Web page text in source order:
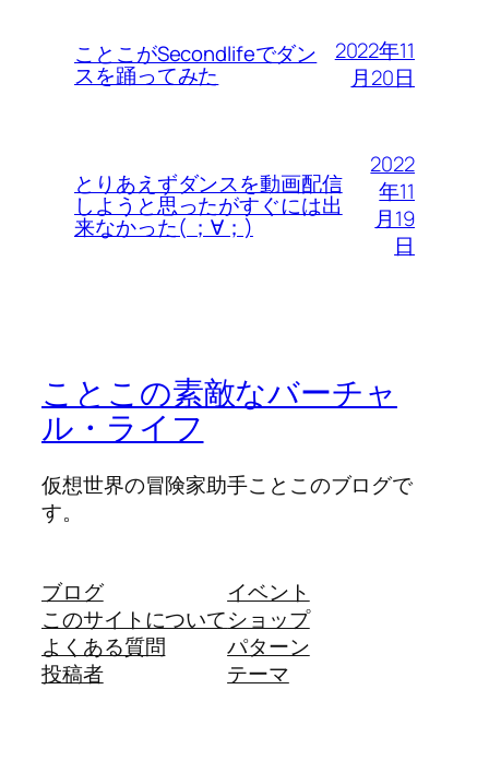
ことこがSecondlifeでダン
スを踊ってみた
2022年11
月20日
とりあえずダンスを動画配信
しようと思ったがすぐには出
来なかった( ；∀；)
2022
年11
月19
日
ことこの素敵なバーチャ
ル・ライフ
仮想世界の冒険家助手ことこのブログで
す。
ブログ
このサイトについて
よくある質問
投稿者
イベント
ショップ
パターン
テーマ